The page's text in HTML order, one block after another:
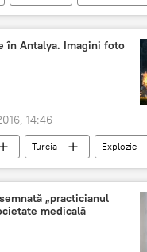
România
în Antalya. Imagini foto
14:46
Turcia
Explozie
„practicianul
medicală